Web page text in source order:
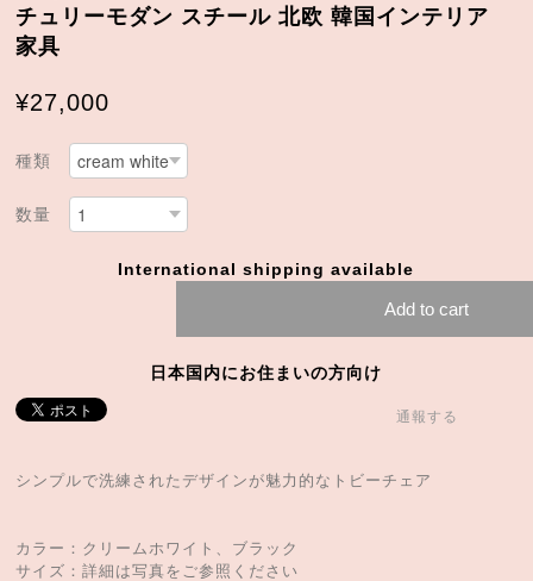
チュリーモダン スチール 北欧 韓国インテリア
家具
¥27,000
種類
数量
International shipping available
Add to cart
日本国内にお住まいの方向け
通報する
シンプルで洗練されたデザインが魅力的なトビーチェア
カラー：クリームホワイト、ブラック
サイズ：詳細は写真をご参照ください